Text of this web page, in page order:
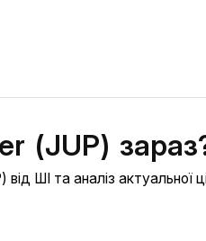
(JUP)
ШІ та аналіз актуальної